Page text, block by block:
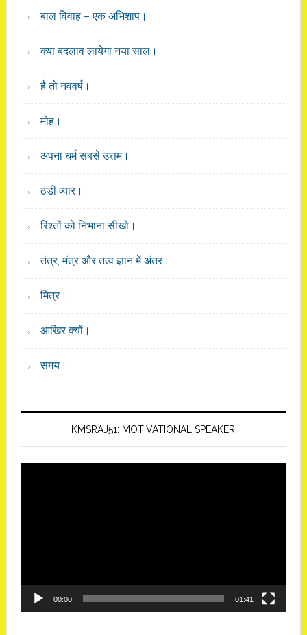
बाल विवाह – एक अभिशाप।
क्या बदलाव लायेगा नया साल।
है तो नववर्ष।
मोह।
अपना धर्म सबसे उत्तम।
ठंडी व्यार।
रिश्तों को निभाना सीखो।
तंत्र, मंत्र और तत्व ज्ञान में अंतर।
मित्र।
आखिर क्यों।
समय।
KMSRAJ51: MOTIVATIONAL SPEAKER
00:00 01:41